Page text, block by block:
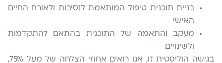
בניית תוכנית טיפול המותאמת לנסיבות ולאורח החיים
האישי
מעקב והתאמה של התוכנית בהתאם להתקדמות
ולשינויים
בגישה הוליסטית זו, אנו רואים אחוזי הצלחה של מעל 75%,